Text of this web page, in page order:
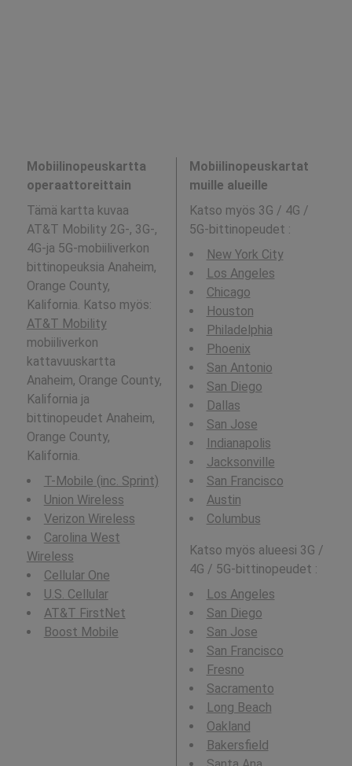
Mobiilinopeuskartta
operaattoreittain
Tämä kartta kuvaa
AT&T Mobility 2G-, 3G-,
4G-ja 5G-mobiiliverkon
bittinopeuksia Anaheim,
Orange County,
Kalifornia. Katso myös:
AT&T Mobility
mobiiliverkon
kattavuuskartta
Anaheim, Orange County,
Kalifornia ja
bittinopeudet Anaheim,
Orange County,
Kalifornia.
T-Mobile (inc. Sprint)
Union Wireless
Verizon Wireless
Carolina West
Wireless
Cellular One
U.S. Cellular
AT&T FirstNet
Boost Mobile
Mobiilinopeuskartat
muille alueille
Katso myös 3G / 4G /
5G-bittinopeudet :
New York City
Los Angeles
Chicago
Houston
Philadelphia
Phoenix
San Antonio
San Diego
Dallas
San Jose
Indianapolis
Jacksonville
San Francisco
Austin
Columbus
Katso myös alueesi 3G /
4G / 5G-bittinopeudet :
Los Angeles
San Diego
San Jose
San Francisco
Fresno
Sacramento
Long Beach
Oakland
Bakersfield